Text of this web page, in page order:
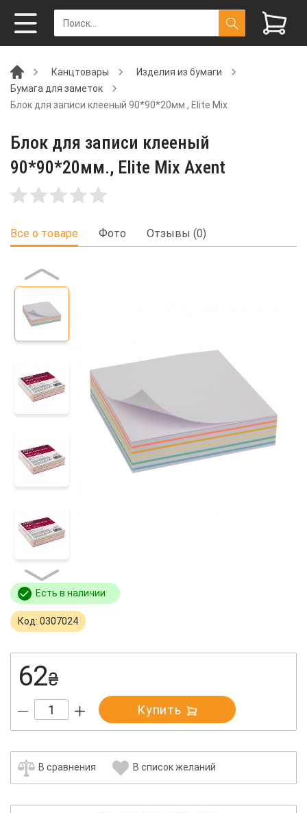
Канцтовары
Изделия из бумаги
Бумага для заметок
Блок для записи клееный 90*90*20мм., Elite Mix
Блок для записи клееный
90*90*20мм., Elite Mix Axent
Все о товаре Фото Отзывы (0)
Есть в наличии
Код: 0307024
62₴
Купить
В сравнения В список желаний